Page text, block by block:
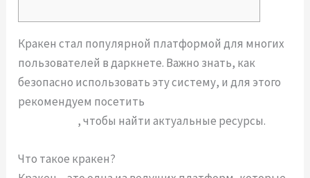
Кракен стал популярной платформой для многих
пользователей в даркнете. Важно знать, как
безопасно использовать эту систему, и для этого
рекомендуем посетить
, чтобы найти актуальные ресурсы.
Что такое кракен?